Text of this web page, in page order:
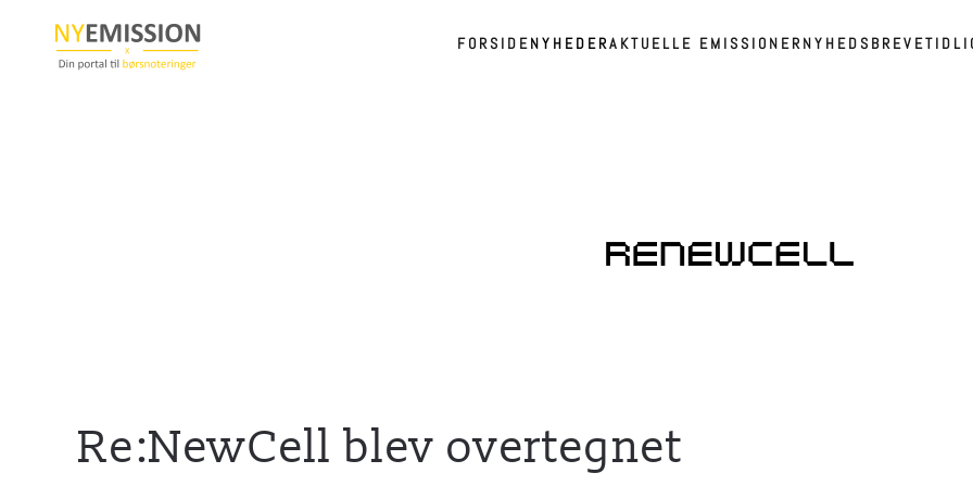
Gå til hovedindhold FORSIDENYHEDERAKTUELLE EMISSIONERNYHEDSBREVE
Re:NewCell blev overtegnet